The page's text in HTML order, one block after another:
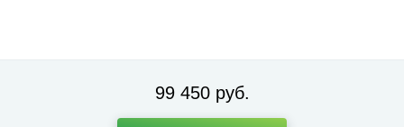
99 450 руб.